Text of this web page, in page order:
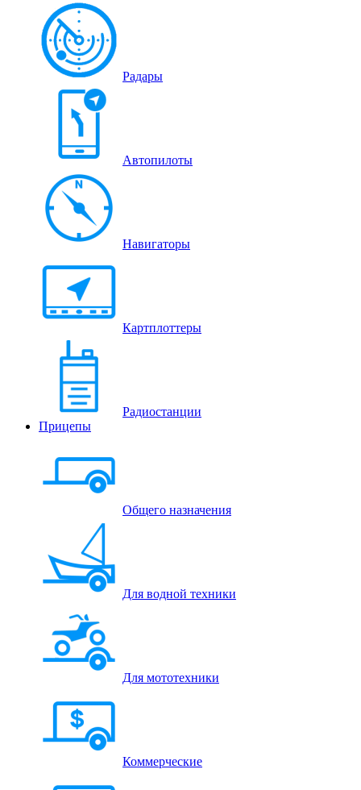
Радары
Автопилоты
Навигаторы
Картплоттеры
Радиостанции
Прицепы
Общего назначения
Для водной техники
Для мототехники
Коммерческие